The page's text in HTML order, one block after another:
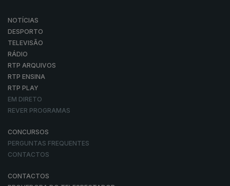
NOTÍCIAS
DESPORTO
TELEVISÃO
RÁDIO
RTP ARQUIVOS
RTP ENSINA
RTP PLAY
EM DIRETO
REVER PROGRAMAS
CONCURSOS
PERGUNTAS FREQUENTES
CONTACTOS
CONTACTOS